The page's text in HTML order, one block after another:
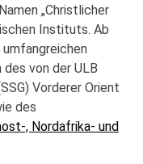
„Christlicher
Instituts. Ab
von der ULB
Vorderer Orient
des
, Nordafrika- und